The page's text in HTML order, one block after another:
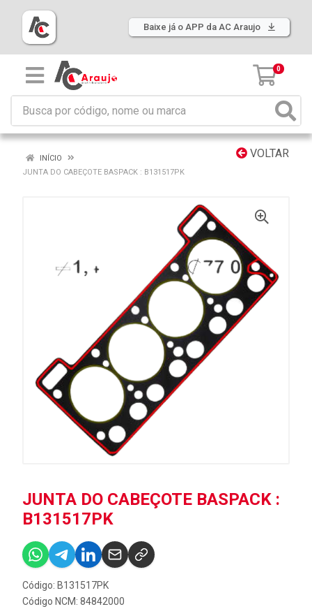
Baixe já o APP da AC Araujo
0
VOLTAR
INÍCIO
JUNTA DO CABEÇOTE BASPACK : B131517PK
JUNTA DO CABEÇOTE BASPACK :
B131517PK
Código: B131517PK
Código NCM: 84842000